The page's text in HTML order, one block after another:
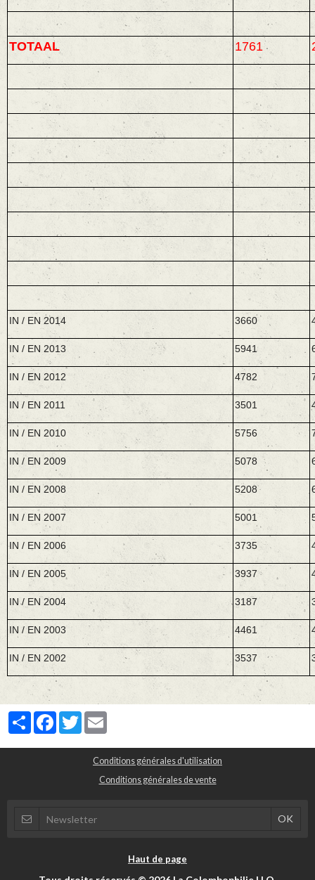
TOTAAL 1761
IN / EN 2014 3660
IN / EN 2013 5941
IN / EN 2012 4782
IN / EN 2011 3501
IN / EN 2010 5756
IN / EN 2009 5078
IN / EN 2008 5208
IN / EN 2007 5001
IN / EN 2006 3735
IN / EN 2005 3937
IN / EN 2004 3187
IN / EN 2003 4461
IN / EN 2002 3537
PartagerFacebook
Twitter
Conditions générales d'utilisation
Conditions générales de vente
Haut de page